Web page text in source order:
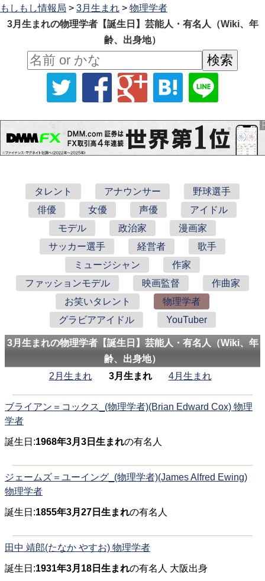
もしもし情報局 > 3月生まれ > 物理学者
3月生まれの物理学者【誕生日】芸能人・有名人（Wiki、年
齢、出身地）
タレント アナウンサー
野球選手
俳優
女優 声優
アイドル
モデル
政治家
漫画家
サッカー選手
経営者
歌手
ミュージシャン
作家
ファッションモデル
映画監督
作曲家
お笑いタレント
物理学者
グラビアアイドル
YouTuber
3月生まれの物理学者【誕生日】芸能人・有名人（Wiki、年
齢、出身地）
2月生まれ
3月生まれ 4月生まれ
ブライアン＝コックス_(物理学者)(Brian Edward Cox) 物理
学者
誕生日:1968年3月3日生まれの有名人
ジェームズ＝ユーイング_(物理学者)(James Alfred Ewing)
物理学者
誕生日:1855年3月27日生まれの有名人
田中 靖郎(たなか やすお) 物理学者
誕生日:1931年3月18日生まれの有名人 大阪出身